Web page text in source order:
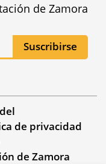
de Zamora
de privacidad
de Zamora